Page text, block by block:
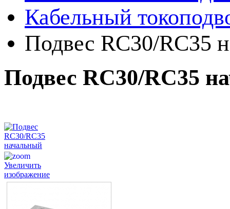
Кабельный
Подвес RC30/RC35
Подвес RC30/RC35
Увеличить
изображение